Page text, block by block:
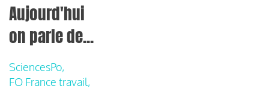
Aujourd'hui
on parle de...
SciencesPo,
FO France travail,